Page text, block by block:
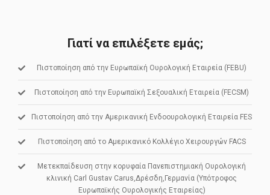
Γιατί να επιλέξετε εμάς;
Πιστοποίηση από την Ευρωπαϊκή Ουρολογική Εταιρεία (FEBU)
Πιστοποίηση από την Ευρωπαϊκή Σεξουαλική Εταιρεία (FECSM)
Πιστοποίηση από την Αμερικανική Ενδοουρολογική Εταιρεία FES
Πιστοποίηση από το Αμερικανικό Κολλέγιο Χειρουργών FACS
Μετεκπαίδευση στην κορυφαία Πανεπιστημιακή Ουρολογική
κλινική Carl Gustav Carus,Δρέσδη,Γερμανία (Υπότροφος
Ευρωπαϊκής Ουρολογικής Εταιρείας)